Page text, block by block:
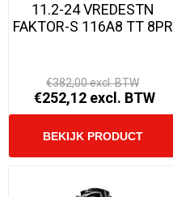
11.2-24 VREDESTN
FAKTOR-S 116A8 TT 8PR
€382,00 excl. BTW
€252,12 excl. BTW